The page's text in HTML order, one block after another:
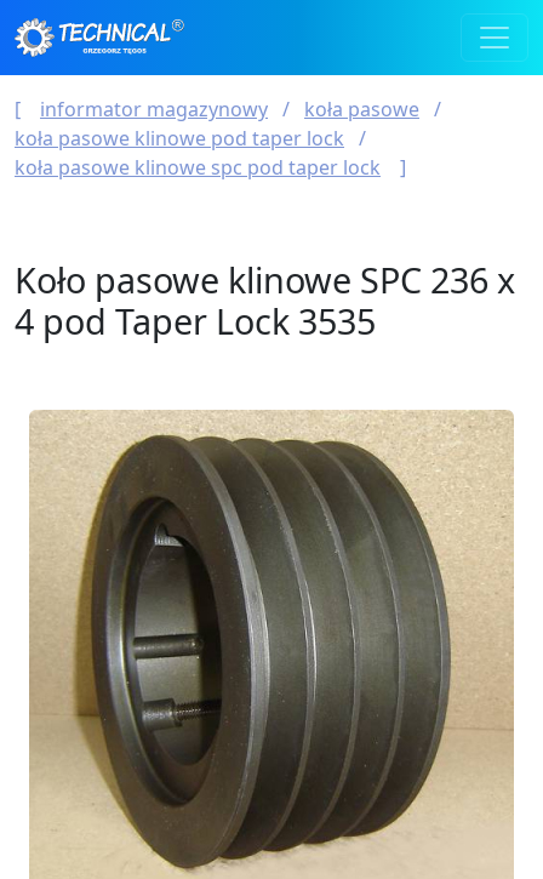
informator magazynowy
koła pasowe
koła pasowe klinowe pod taper lock
koła pasowe klinowe spc pod taper lock
Koło pasowe klinowe SPC 236 x
4 pod Taper Lock 3535